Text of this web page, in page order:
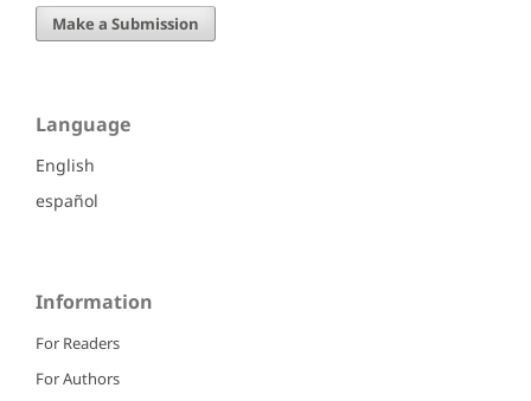
Make a Submission
Language
English
español
Information
For Readers
For Authors